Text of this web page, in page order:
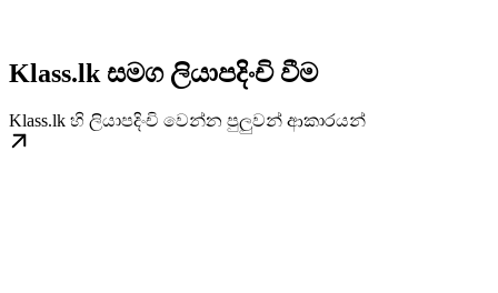
Klass.lk සමග ලියාපදිංචි වීම
Klass.lk හි ලියාපදිංචි වෙන්න පුලුවන් ආකාරයන්